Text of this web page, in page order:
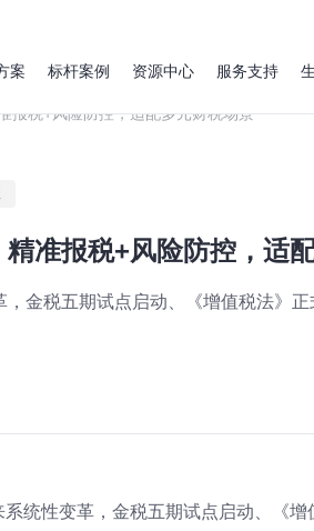
案 标杆案例 资源中心 服务支持
报税+风险防控，适配多元财税场景
准报税+风险防控，适
金税五期试点启动、《增值税法》
系统性变革，金税五期试点启动、《